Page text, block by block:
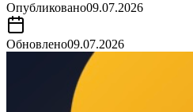
Опубликовано09.07.2026
Обновлено09.07.2026